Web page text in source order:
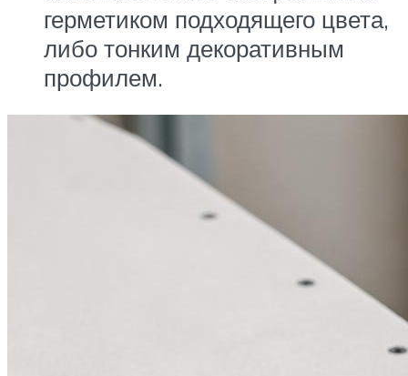
герметиком подходящего цвета,
либо тонким декоративным
профилем.